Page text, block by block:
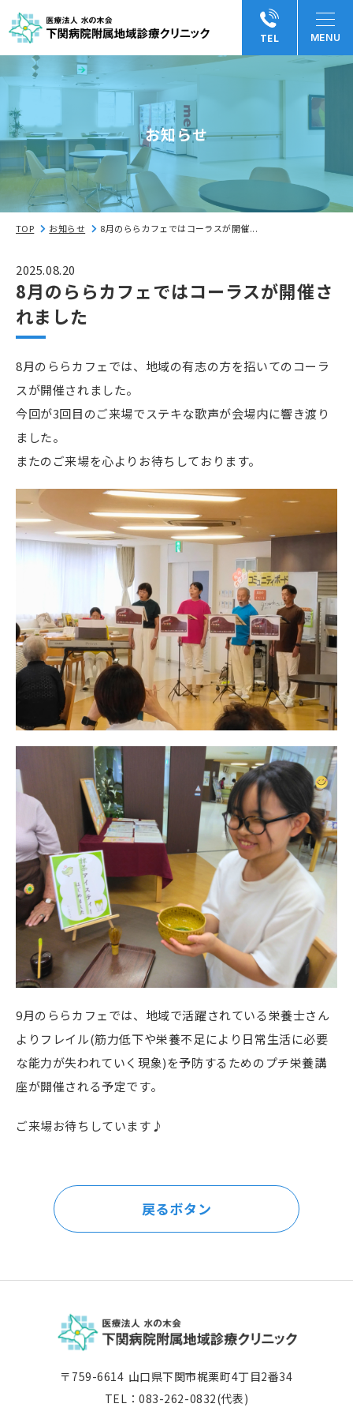
TEL
お知らせ
TOP お知らせ 8月のららカフェではコーラスが開催...
2025.08.20
8月のららカフェではコーラスが開催さ
れました
8月のららカフェでは、地域の有志の方を招いてのコーラ
スが開催されました。
今回が3回目のご来場でステキな歌声が会場内に響き渡り
ました。
またのご来場を心よりお待ちしております。
9月のららカフェでは、地域で活躍されている栄養士さん
よりフレイル(筋力低下や栄養不足により日常生活に必要
な能力が失われていく現象)を予防するためのプチ栄養講
座が開催される予定です。
ご来場お待ちしています♪
戻るボタン
〒759-6614 山口県下関市梶栗町4丁目2番34
TEL：083-262-0832(代表)